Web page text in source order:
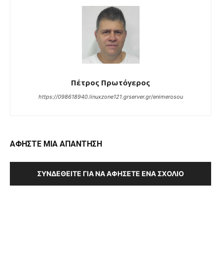
Πέτρος Πρωτόγερος
https://098618940.linuxzone121.grserver.gr/enimerosou
ΑΦΗΣΤΕ ΜΙΑ ΑΠΑΝΤΗΣΗ
ΣΥΝΔΕΘΕΊΤΕ ΓΙΑ ΝΑ ΑΦΉΣΕΤΕ ΈΝΑ ΣΧΌΛΙΟ